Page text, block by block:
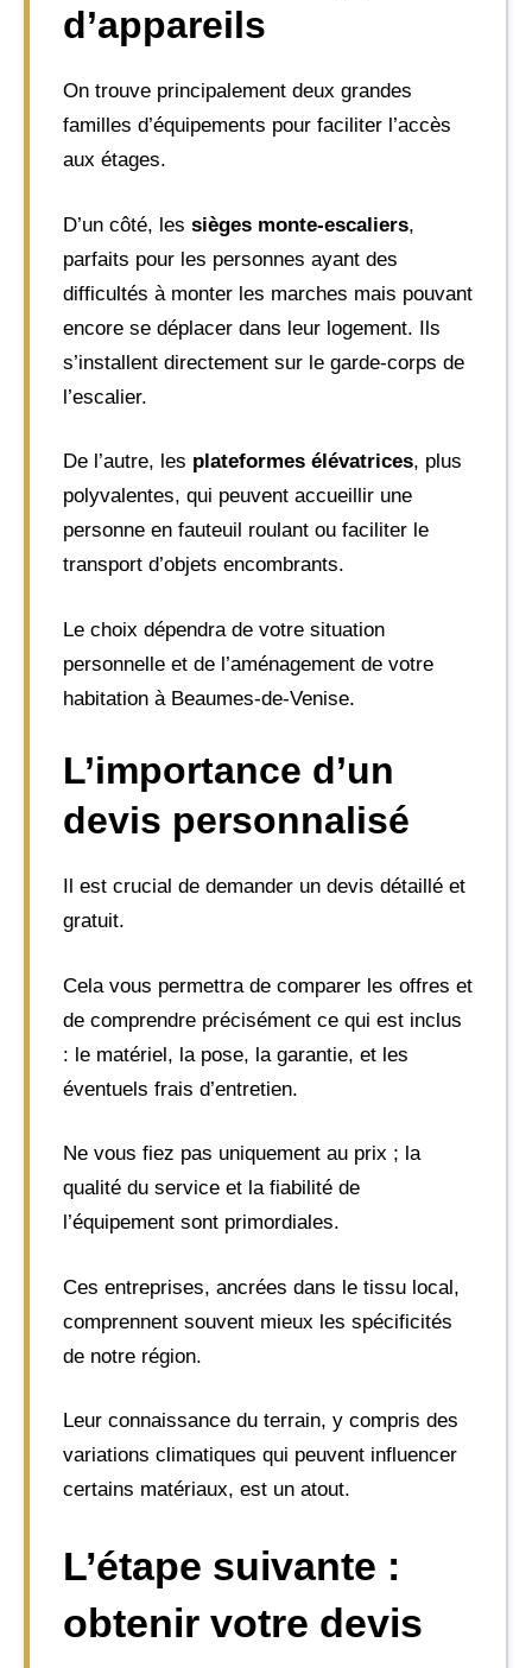
d’appareils
On trouve principalement deux grandes
familles d’équipements pour faciliter l’accès
aux étages.
D’un côté, les sièges monte-escaliers,
parfaits pour les personnes ayant des
difficultés à monter les marches mais pouvant
encore se déplacer dans leur logement. Ils
s’installent directement sur le garde-corps de
l’escalier.
De l’autre, les plateformes élévatrices, plus
polyvalentes, qui peuvent accueillir une
personne en fauteuil roulant ou faciliter le
transport d’objets encombrants.
Le choix dépendra de votre situation
personnelle et de l’aménagement de votre
habitation à Beaumes-de-Venise.
L’importance d’un
devis personnalisé
Il est crucial de demander un devis détaillé et
gratuit.
Cela vous permettra de comparer les offres et
de comprendre précisément ce qui est inclus
: le matériel, la pose, la garantie, et les
éventuels frais d’entretien.
Ne vous fiez pas uniquement au prix ; la
qualité du service et la fiabilité de
l’équipement sont primordiales.
Ces entreprises, ancrées dans le tissu local,
comprennent souvent mieux les spécificités
de notre région.
Leur connaissance du terrain, y compris des
variations climatiques qui peuvent influencer
certains matériaux, est un atout.
L’étape suivante :
obtenir votre devis